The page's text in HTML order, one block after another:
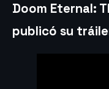
Doom Eternal:
publicó su